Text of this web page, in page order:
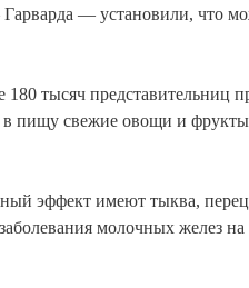
— установили, что
тысяч представительниц
пищу свежие овощи и
эффект имеют тыква,
молочных желез на